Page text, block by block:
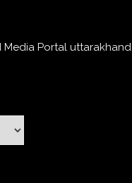
Media Portal uttarakhand